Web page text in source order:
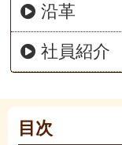
沿革
社員紹介
目次